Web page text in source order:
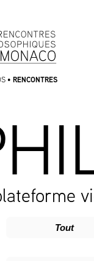
• RENCONTRES
Tout